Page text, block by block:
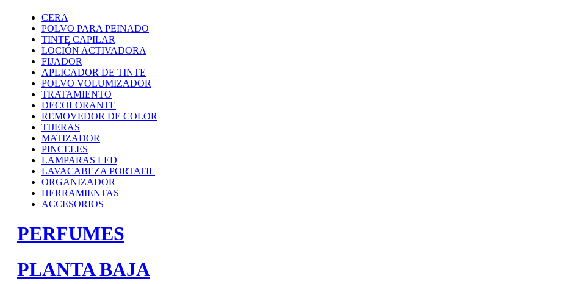
CERA
POLVO PARA PEINADO
TINTE CAPILAR
LOCIÓN ACTIVADORA
FIJADOR
APLICADOR DE TINTE
POLVO VOLUMIZADOR
TRATAMIENTO
DECOLORANTE
REMOVEDOR DE COLOR
TIJERAS
MATIZADOR
PINCELES
LAMPARAS LED
LAVACABEZA PORTATIL
ORGANIZADOR
HERRAMIENTAS
ACCESORIOS
PERFUMES
PLANTA BAJA